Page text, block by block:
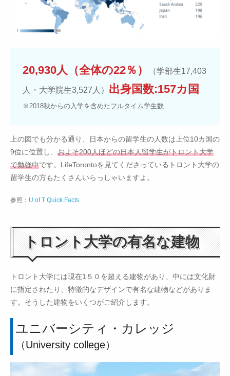
20,930人（全体の22％） （学部生17,403
人・大学院生3,527人） 出身国数:157カ国
※2018秋からの入学を含めたフルタイム学生数
上の図でも分かる通り、日本からの留学生の人数は上位10カ国の
9位に位置し、 およそ200人ほどの日本人留学生がトロント大学
で勉強中です。LifeTorontoを見てくださっているトロント大学の
留学生の方もたくさんいらっしゃいますよ。
参照： U of T Quick Facts
トロント大学の有名な建物
トロント大学には現在1５０を超える建物があり、中には文化財
に指定されたり、特徴的なデザインで有名な建物などがありま
す。そうした建物をいくつがご紹介します。
ユニバーシティ・カレッジ
（University college）